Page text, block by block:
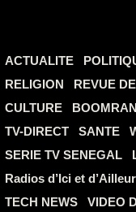
ACTUALITE
RELIGION
REVUE
CULTURE
TV-DIRECT
SANTE
SERIE TV SENEGAL
Radios d’Ici et
TECH NEWS
VIDEO